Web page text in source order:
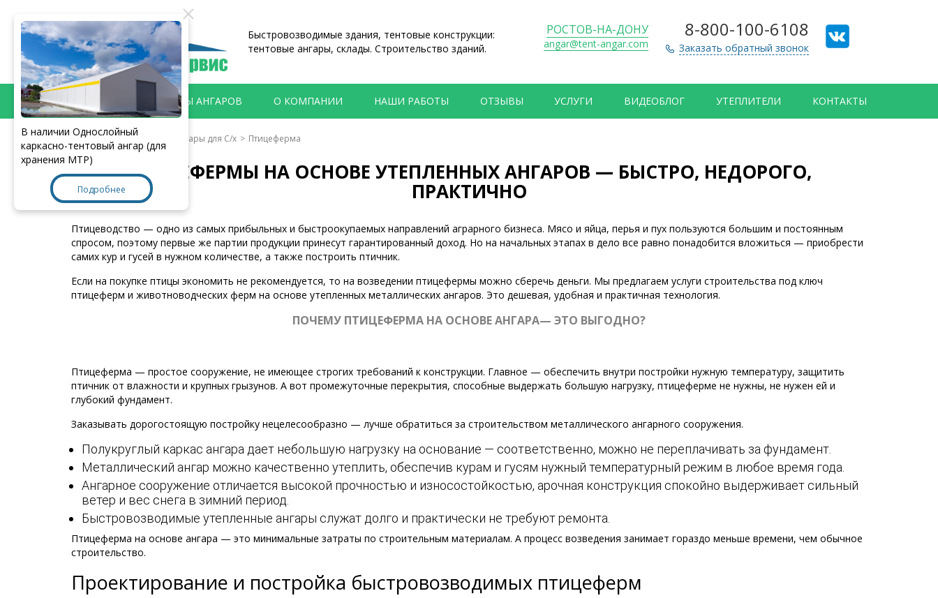
Быстровозводимые здания, тентовые конструкции:
тентовые ангары, склады. Строительство зданий.
РОСТОВ-НА-ДОНУ
angar@tent-angar.com
8-800-100-6108
Заказать обратный звонок
ТИПЫ АНГАРОВ О КОМПАНИИ НАШИ РАБОТЫ ОТЗЫВЫ УСЛУГИ ВИДЕОБЛОГ УТЕПЛИТЕЛИ КОНТАКТЫ
Главная > Продукция Ангары для C/х > Птицеферма
ПТИЦЕФЕРМЫ НА ОСНОВЕ УТЕПЛЕННЫХ АНГАРОВ — БЫСТРО, НЕДОРОГО,
ПРАКТИЧНО
Птицеводство — одно из самых прибыльных и быстроокупаемых направлений аграрного бизнеса. Мясо и яйца, перья и пух пользуются большим и постоянным
спросом, поэтому первые же партии продукции принесут гарантированный доход. Но на начальных этапах в дело все равно понадобится вложиться — приобрести
самих кур и гусей в нужном количестве, а также построить птичник.
Если на покупке птицы экономить не рекомендуется, то на возведении птицефермы можно сберечь деньги. Мы предлагаем услуги строительства под ключ
птицеферм и животноводческих ферм на основе утепленных металлических ангаров. Это дешевая, удобная и практичная технология.
ПОЧЕМУ ПТИЦЕФЕРМА НА ОСНОВЕ АНГАРА— ЭТО ВЫГОДНО?
Птицеферма — простое сооружение, не имеющее строгих требований к конструкции. Главное — обеспечить внутри постройки нужную температуру, защитить
птичник от влажности и крупных грызунов. А вот промежуточные перекрытия, способные выдержать большую нагрузку, птицеферме не нужны, не нужен ей и
глубокий фундамент.
Заказывать дорогостоящую постройку нецелесообразно — лучше обратиться за строительством металлического ангарного сооружения.
Полукруглый каркас ангара дает небольшую нагрузку на основание — соответственно, можно не переплачивать за фундамент.
Металлический ангар можно качественно утеплить, обеспечив курам и гусям нужный температурный режим в любое время года.
Ангарное сооружение отличается высокой прочностью и износостойкостью, арочная конструкция спокойно выдерживает сильный
ветер и вес снега в зимний период.
Быстровозводимые утепленные ангары служат долго и практически не требуют ремонта.
Птицеферма на основе ангара — это минимальные затраты по строительным материалам. А процесс возведения занимает гораздо меньше времени, чем обычное
строительство.
Проектирование и постройка быстровозводимых птицеферм
В наличии Однослойный
каркасно-тентовый ангар (для
хранения МТР)
Подробнее